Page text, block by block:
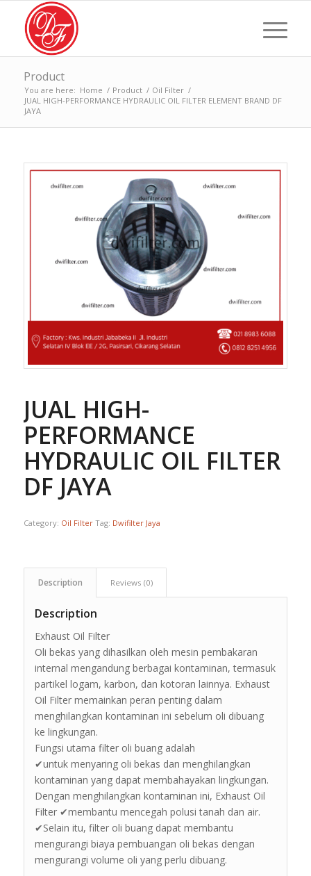
Product
You are here: Home / Product / Oil Filter /
JUAL HIGH-PERFORMANCE HYDRAULIC OIL FILTER ELEMENT BRAND DF
JAYA
JUAL HIGH-
PERFORMANCE
HYDRAULIC OIL FILTER
DF JAYA
Category: Oil Filter Tag: Dwifilter Jaya
Description Reviews (0)
Description
Exhaust Oil Filter
Oli bekas yang dihasilkan oleh mesin pembakaran
internal mengandung berbagai kontaminan, termasuk
partikel logam, karbon, dan kotoran lainnya. Exhaust
Oil Filter memainkan peran penting dalam
menghilangkan kontaminan ini sebelum oli dibuang
ke lingkungan.
Fungsi utama filter oli buang adalah
✔untuk menyaring oli bekas dan menghilangkan
kontaminan yang dapat membahayakan lingkungan.
Dengan menghilangkan kontaminan ini, Exhaust Oil
Filter ✔membantu mencegah polusi tanah dan air.
✔Selain itu, filter oli buang dapat membantu
mengurangi biaya pembuangan oli bekas dengan
mengurangi volume oli yang perlu dibuang.